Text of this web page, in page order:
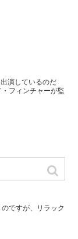
演しているのだ
フィンチャーが監
ですが、リラック